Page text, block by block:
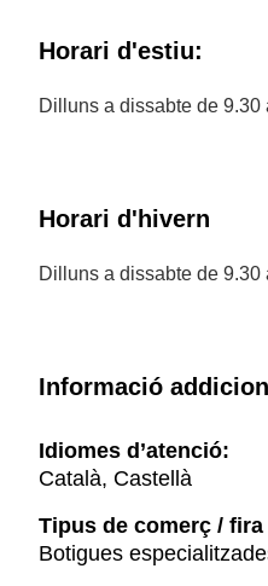
Horari d'estiu:
Dilluns a dissabte de 9.30
Horari d'hivern
Dilluns a dissabte de 9.30
Informació
Idiomes d’atenció:
Català, Castellà
Tipus de comerç / fira
Botigues